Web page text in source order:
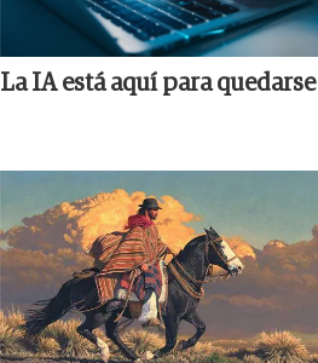
La IA está aquí para quedarse